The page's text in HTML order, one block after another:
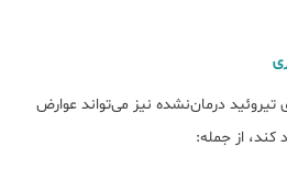
تیروئید درمان‌نشده نیز می‌تواند عوارض
کند، از جمله: